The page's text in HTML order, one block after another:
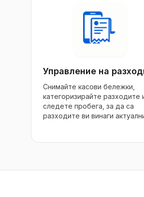
Управление на
Снимайте касови бележки,
категоризирайте разходите
следете пробега, за да са
разходите ви винаги